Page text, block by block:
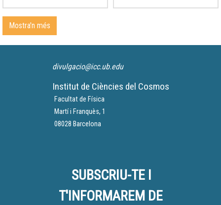
Mostra'n més
divulgacio@icc.ub.edu
Institut de Ciències del Cosmos
Facultat de Física
Martí i Franquès, 1
08028 Barcelona
SUBSCRIU-TE I
T'INFORMAREM DE